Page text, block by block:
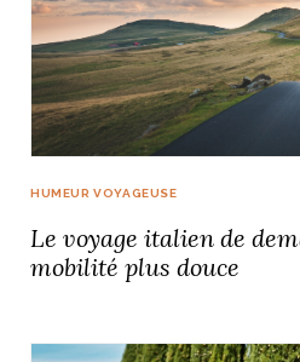
HUMEUR VOYAGEUSE
Le voyage italien de
mobilité plus douce